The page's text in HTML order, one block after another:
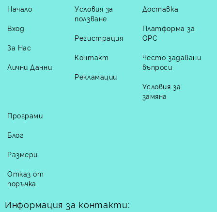
Начало
Вход
За Нас
Лични Данни
Условия за
ползване
Регистрация
Контакт
Рекламации
Доставка
Платформа за
ОРС
Често задавани
въпроси
Условия за
замяна
Програми
Блог
Размери
Отказ от
поръчка
Информация за контакти: